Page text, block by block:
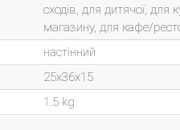
сходів, для дитячої, для
магазину, для кафе/
настінний
25x36x15
1.5 kg